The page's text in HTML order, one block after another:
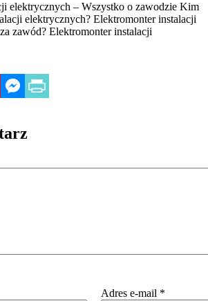
elektrycznych – Wszystko o zawodzie Kim
elektrycznych? Elektromonter instalacji
zawód? Elektromonter instalacji
Adres e-mail *